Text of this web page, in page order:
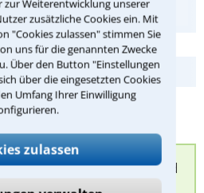
zur Weiterentwicklung unserer
zusätzliche Cookies ein. Mit
"Cookies zulassen" stimmen Sie
uns für die genannten Zwecke
Über den Button "Einstellungen
über die eingesetzten Cookies
Umfang Ihrer Einwilligung
zulassen
Rechtswissen
schildern. Anschließend
Rechtsanwälte bei